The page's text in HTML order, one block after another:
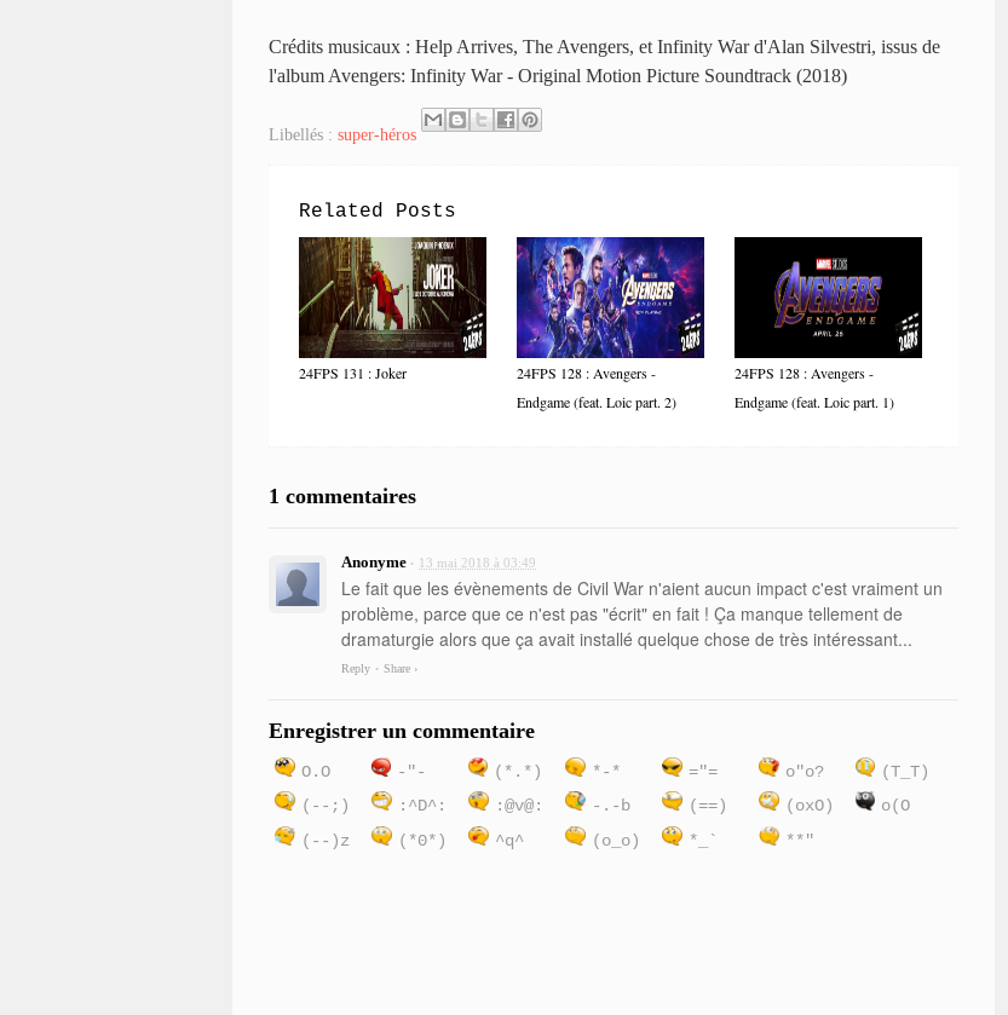
Crédits musicaux : Help Arrives, The Avengers, et Infinity War d'Alan Silvestri, issus de
l'album Avengers: Infinity War - Original Motion Picture Soundtrack (2018)
Libellés : super-héros
Related Posts
24FPS 131 : Joker
24FPS 128 : Avengers -
Endgame (feat. Loic part. 2)
24FPS 128 : Avengers -
Endgame (feat. Loic part. 1)
1 commentaires
Anonyme • 13 mai 2018 à 03:49
Le fait que les évènements de Civil War n'aient aucun impact c'est vraiment un
problème, parce que ce n'est pas "écrit" en fait ! Ça manque tellement de
dramaturgie alors que ça avait installé quelque chose de très intéressant...
Reply • Share ›
Enregistrer un commentaire
O.O -"- (*.*) *-* ="= o"o?
(T_T)
(--;)
:^D^: :@v@: -.-b (==) (oxO)
o(O
(--)z
(*0*) ^q^ (o_o) *_` **"